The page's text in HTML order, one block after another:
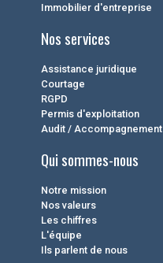
Immobilier d'entreprise
Nos services
Assistance juridique
Courtage
RGPD
Permis d'exploitation
Audit / Accompagnement
Qui sommes-nous
Notre mission
Nos valeurs
Les chiffres
L'équipe
Ils parlent de nous